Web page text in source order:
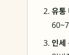
유통
인세